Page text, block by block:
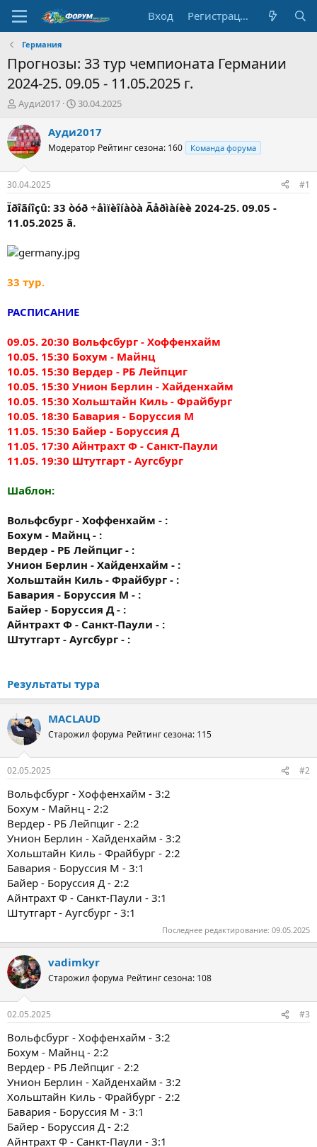
Вход Регистрация
Германия
Прогнозы: 33 тур чемпионата Германии
2024-25. 09.05 - 11.05.2025 г.
А
т
о
р
т
е
м
ы
Ауди2017
Д
т
н
а
л
30.04.2025
Ауди2017
Модератор Рейтинг сезона: 160 Команда форума
30.04.2025 #1
Ïðîãíîçû: 33 òóð ÷åìïèîíàòà Ãåðìàíèè 2024-25. 09.05 -
11.05.2025 ã.
33 тур.
РАСПИСАНИЕ
09.05. 20:30 Вольфсбург - Хоффенхайм
10.05. 15:30 Бохум - Майнц
10.05. 15:30 Вердер - РБ Лейпциг
10.05. 15:30 Унион Берлин - Хайденхайм
10.05. 15:30 Хольштайн Киль - Фрайбург
10.05. 18:30 Бавария - Боруссия М
11.05. 15:30 Байер - Боруссия Д
11.05. 17:30 Айнтрахт Ф - Санкт-Паули
11.05. 19:30 Штутгарт - Аугсбург
Шаблон:
Вольфсбург - Хоффенхайм - :
Бохум - Майнц - :
Вердер - РБ Лейпциг - :
Унион Берлин - Хайденхайм - :
Хольштайн Киль - Фрайбург - :
Бавария - Боруссия М - :
Байер - Боруссия Д - :
Айнтрахт Ф - Санкт-Паули - :
Штутгарт - Аугсбург - :
Результаты тура
MACLAUD
Старожил форума Рейтинг сезона: 115
02.05.2025 #2
Вольфсбург - Хоффенхайм - 3:2
Бохум - Майнц - 2:2
Вердер - РБ Лейпциг - 2:2
Унион Берлин - Хайденхайм - 3:2
Хольштайн Киль - Фрайбург - 2:2
Бавария - Боруссия М - 3:1
Байер - Боруссия Д - 2:2
Айнтрахт Ф - Санкт-Паули - 3:1
Штутгарт - Аугсбург - 3:1
Последнее редактирование: 09.05.2025
vadimkyr
Старожил форума Рейтинг сезона: 108
02.05.2025 #3
Вольфсбург - Хоффенхайм - 3:2
Бохум - Майнц - 2:2
Вердер - РБ Лейпциг - 2:2
Унион Берлин - Хайденхайм - 3:2
Хольштайн Киль - Фрайбург - 2:2
Бавария - Боруссия М - 3:1
Байер - Боруссия Д - 2:2
Айнтрахт Ф - Санкт-Паули - 3:1